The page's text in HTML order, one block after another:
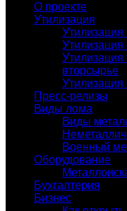
О проекте
Утилизация
Утилизация
Утилизация
вторсырье
Утилизация
Пресс-релизы
Виды лома
Виды
Военный
Оборудование
Бухгалтерия
Бизнес